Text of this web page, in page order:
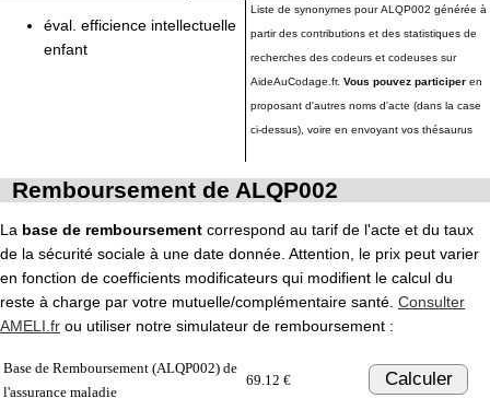
éval. efficience intellectuelle
enfant
Liste de synonymes pour ALQP002 générée à
partir des contributions et des statistiques de
recherches des codeurs et codeuses sur
AideAuCodage.fr. Vous pouvez participer en
proposant d'autres noms d'acte (dans la case
ci-dessus), voire en envoyant vos thésaurus
Remboursement de ALQP002
La base de remboursement correspond au tarif de l'acte et du taux
de la sécurité sociale à une date donnée. Attention, le prix peut varier
en fonction de coefficients modificateurs qui modifient le calcul du
reste à charge par votre mutuelle/complémentaire santé. Consulter
AMELI.fr ou utiliser notre simulateur de remboursement :
Base de Remboursement (ALQP002) de
l'assurance maladie
69.12 € Calculer